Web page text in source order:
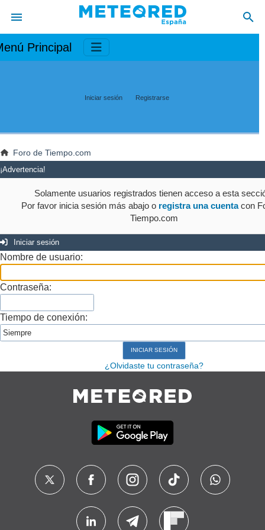
Principal
Iniciar sesión Registrarse
Foro de Tiempo.com
¡Advertencia!
Solamente usuarios registrados tienen acceso a esta
Por favor inicia sesión más abajo o registra una cuentacon
Tiempo.com
Iniciar sesión
Nombre de usuario:
Contraseña:
Tiempo de conexión:
¿Olvidaste tu contraseña?